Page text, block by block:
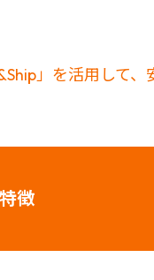
」を活用して、
徴